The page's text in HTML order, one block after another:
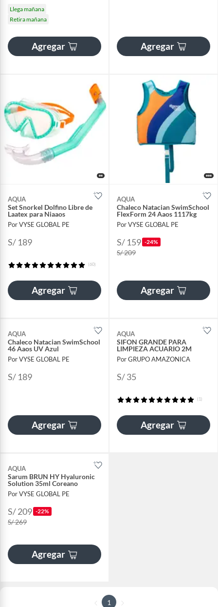
Llega mañana
Retira mañana
Agregar Agregar
AQUA
Set Snorkel Dolfino Libre de
Laatex para Niaaos
Por VYSE GLOBAL PE
S/ 189
(60)
Agregar
AQUA
Chaleco Natacian SwimSchool
FlexForm 24 Aaos 1117kg
Por VYSE GLOBAL PE
S/ 159 -24%
S/ 209
Agregar
AQUA
Chaleco Natacian SwimSchool
46 Aaos UV Azul
Por VYSE GLOBAL PE
S/ 189
Agregar
AQUA
SIFON GRANDE PARA
LIMPIEZA ACUARIO 2M
Por GRUPO AMAZONICA
S/ 35
(1)
Agregar
AQUA
Sarum BRUN HY Hyaluronic
Solution 35ml Coreano
Por VYSE GLOBAL PE
S/ 209 -22%
S/ 269
Agregar
1